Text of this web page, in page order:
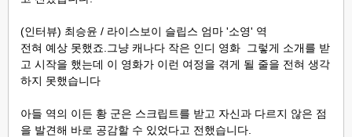
(인터뷰) 최승윤 / 라이스보이 슬립스 엄마 '소영' 역
전혀 예상 못했죠.그냥 캐나다 작은 인디 영화 그렇게 소개를 받
고 시작을 했는데 이 영화가 이런 여정을 겪게 될 줄을 전혀 생각
하지 못했습니다
아들 역의 이든 황 군은 스크립트를 받고 자신과 다르지 않은 점
을 발견해 바로 공감할 수 있었다고 전했습니다.